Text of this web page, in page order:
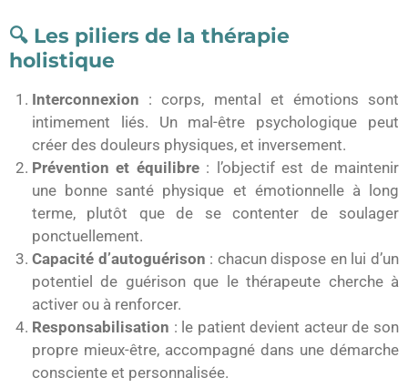
🔍 Les piliers de la thérapie
holistique
Interconnexion : corps, mental et émotions sont
intimement liés. Un mal-être psychologique peut
créer des douleurs physiques, et inversement.
Prévention et équilibre: l’objectif est de maintenir
une bonne santé physique et émotionnelle à long
terme, plutôt que de se contenter de soulager
ponctuellement.
Capacité d’autoguérison : chacun dispose en lui d’un
potentiel de guérison que le thérapeute cherche à
activer ou à renforcer.
Responsabilisation : le patient devient acteur de son
propre mieux-être, accompagné dans une démarche
consciente et personnalisée.